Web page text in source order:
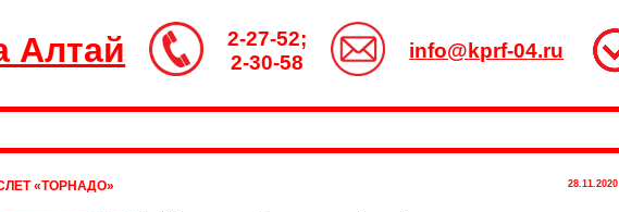
Алтай
2-27-52;
2-30-58
info@kprf-04.ru
28.11.2020
«ТОРНАДО»